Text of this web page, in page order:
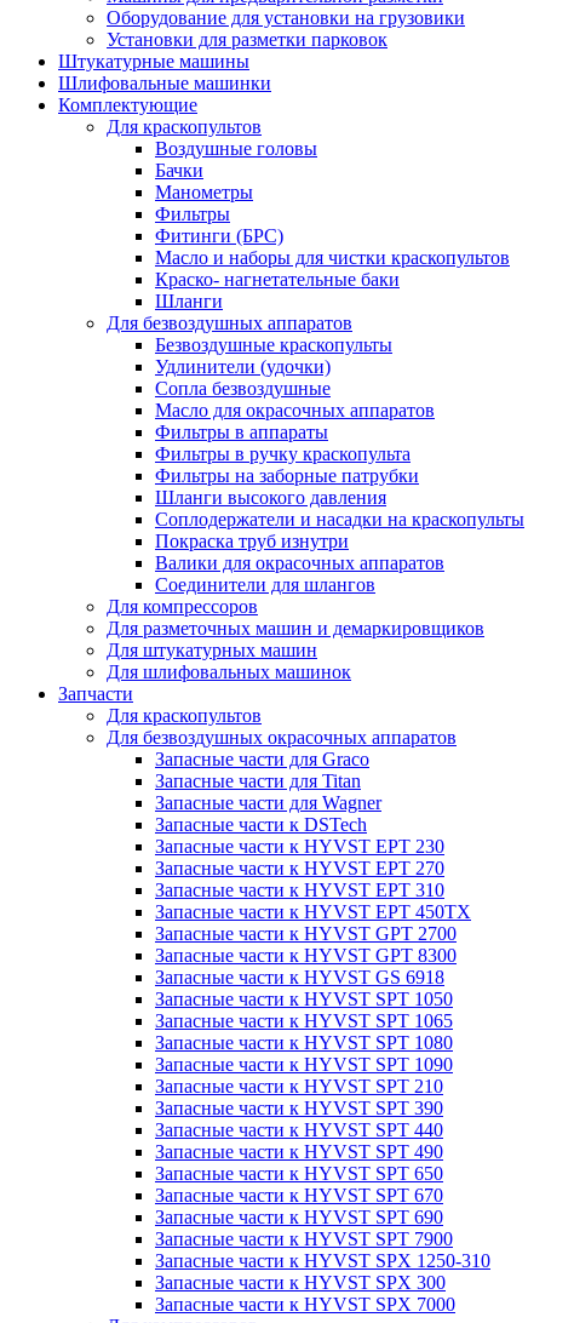
Оборудование для установки на грузовики
Установки для разметки парковок
Штукатурные машины
Шлифовальные машинки
Комплектующие
Для краскопультов
Воздушные головы
Бачки
Манометры
Фильтры
Фитинги (БРС)
Масло и наборы для чистки краскопультов
Краско- нагнетательные баки
Шланги
Для безвоздушных аппаратов
Безвоздушные краскопульты
Удлинители (удочки)
Сопла безвоздушные
Масло для окрасочных аппаратов
Фильтры в аппараты
Фильтры в ручку краскопульта
Фильтры на заборные патрубки
Шланги высокого давления
Соплодержатели и насадки на краскопульты
Покраска труб изнутри
Валики для окрасочных аппаратов
Соединители для шлангов
Для компрессоров
Для разметочных машин и демаркировщиков
Для штукатурных машин
Для шлифовальных машинок
Запчасти
Для краскопультов
Для безвоздушных окрасочных аппаратов
Запасные части для Graco
Запасные части для Titan
Запасные части для Wagner
Запасные части к DSTech
Запасные части к HYVST EPT 230
Запасные части к HYVST EPT 270
Запасные части к HYVST EPT 310
Запасные части к HYVST EPT 450TX
Запасные части к HYVST GPT 2700
Запасные части к HYVST GPT 8300
Запасные части к HYVST GS 6918
Запасные части к HYVST SPT 1050
Запасные части к HYVST SPT 1065
Запасные части к HYVST SPT 1080
Запасные части к HYVST SPT 1090
Запасные части к HYVST SPT 210
Запасные части к HYVST SPT 390
Запасные части к HYVST SPT 440
Запасные части к HYVST SPT 490
Запасные части к HYVST SPT 650
Запасные части к HYVST SPT 670
Запасные части к HYVST SPT 690
Запасные части к HYVST SPT 7900
Запасные части к HYVST SPX 1250-310
Запасные части к HYVST SPX 300
Запасные части к HYVST SPX 7000